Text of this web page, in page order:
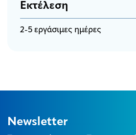
Εκτέλεση
2-5 εργάσιμες ημέρες
Newsletter